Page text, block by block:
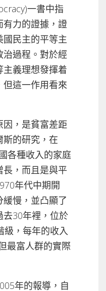
一書中指
有力的證據，證
民主的平等主
過程。對於經
義理想發揮着
這一作用看來
因，是貧富差距
斯的研究，在
各種收入的家庭
，而且是與平
年代中期開
慢，並凸顯了
去30年裡，位於
級，每年的收入
最富人群的實際
年的報導，自